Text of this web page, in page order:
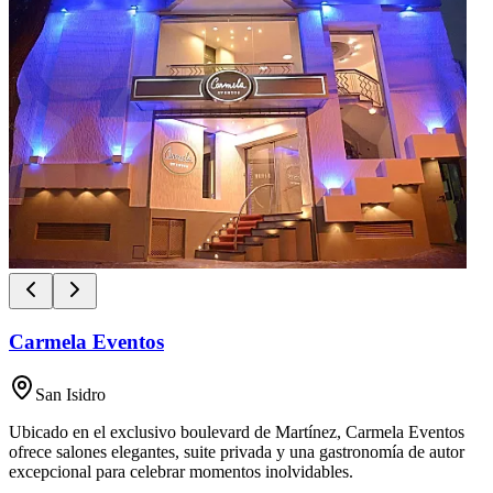
Carmela Eventos
San Isidro
Ubicado en el exclusivo boulevard de Martínez, Carmela Eventos
ofrece salones elegantes, suite privada y una gastronomía de autor
excepcional para celebrar momentos inolvidables.